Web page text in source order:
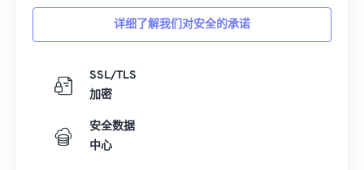
详细了解我们对安全的承诺
SSL/TLS
加密
安全数据
中心